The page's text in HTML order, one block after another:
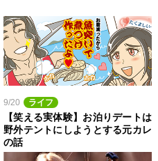
9/20 ライフ
【笑える実体験】お泊りデートは
野外テントにしようとする元カレ
の話